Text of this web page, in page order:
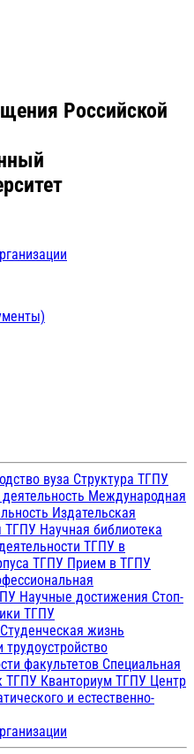
Российской
вуза Структура ТГПУ
Международная
Издательская
ТГПУ Научная библиотека
ТГПУ в
ТГПУ Прием в ТГПУ
Научные достижения Стоп-
ТГПУ
Студенческая жизнь
факультетов Специальная
ТГПУ Кванториум ТГПУ Центр
и естественно-